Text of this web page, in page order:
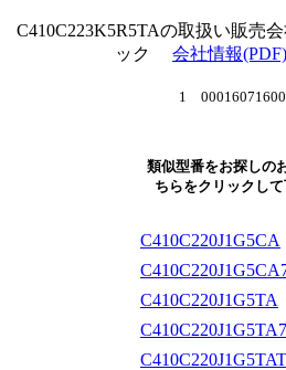
C410C223K5R5TAの取扱い販売
ック 会社情報(PDF)
1
類似型番をお探しの
ちらをクリックして
C410C220J1G5CA
C410C220J1G5TA